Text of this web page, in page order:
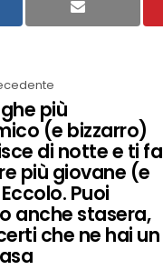
più
(e bizzarro)
di notte e ti fa
più giovane (e
Puoi
anche stasera,
che ne hai un